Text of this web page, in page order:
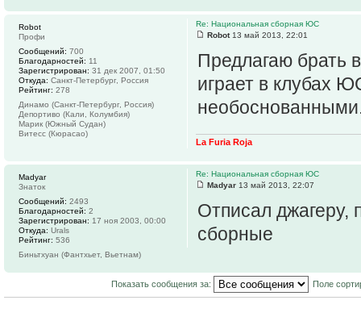
Re: Национальная сборная ЮС
Robot13 май 2013, 22:01
Предлагаю брать
играет в клубах
La Furia Roja
Robot
Профи
Сообщений: 700
Благодарностей: 11
Зарегистрирован: 31 дек 2007, 01:50
Откуда: Санкт-Петербург, Россия
Рейтинг: 278
Динамо (Санкт-Петербург, Россия)
Депортиво (Кали, Колумбия)
Марик (Южный Судан)
Витесс (Кюрасао)
Re: Национальная сборная ЮС
Madyar 13 май 2013, 22:07
Отписал джагеру,
сборные
Madyar
Знаток
Сообщений: 2493
Благодарностей: 2
Зарегистрирован: 17 ноя 2003, 00:00
Откуда: Urals
Рейтинг: 536
Биньтхуан (Фантхьет, Вьетнам)
Показать сообщения за: Поле